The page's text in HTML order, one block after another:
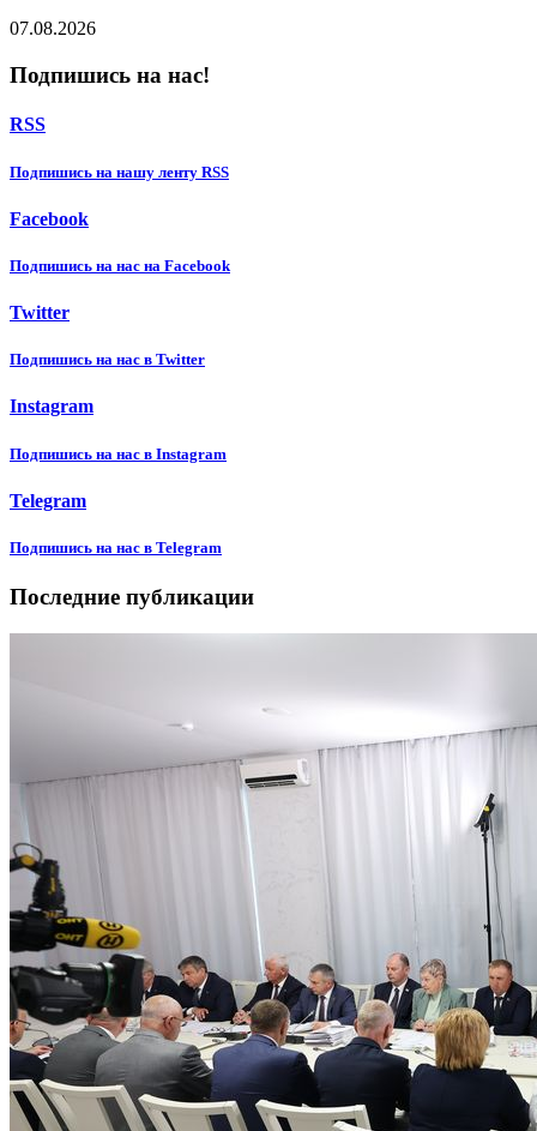
07.08.2026
Подпишись на нас!
RSS
Подпишиcь на нашу ленту RSS
Facebook
Подпишиcь на нас на Facebook
Twitter
Подпишиcь на нас в Twitter
Instagram
Подпишиcь на нас в Instagram
Telegram
Подпишиcь на нас в Telegram
Последние публикации